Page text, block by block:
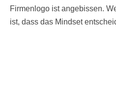
Firmenlogo ist angebissen.
ist, dass das Mindset